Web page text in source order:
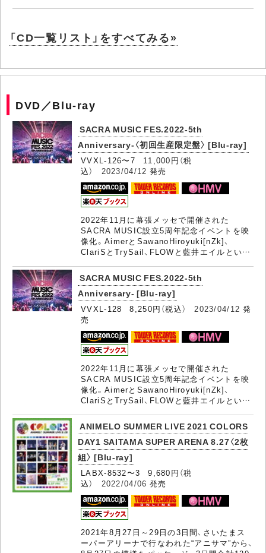
「CD一覧リスト」をすべてみる»
DVD／Blu-ray
SACRA MUSIC FES.2022-5th
Anniversary-〈初回生産限定盤〉 [Blu-ray]
VVXL-126〜7 11,000円（税
込） 2023/04/12 発売
2022年11月に幕張メッセで開催された
SACRA MUSIC設立5周年記念イベントを映
像化。AimerとSawanoHiroyuki[nZk]、
ClariSとTrySail、FLOWと藍井エイルとい…
SACRA MUSIC FES.2022-5th
Anniversary- [Blu-ray]
VVXL-128 8,250円（税込）2023/04/12 発
売
2022年11月に幕張メッセで開催された
SACRA MUSIC設立5周年記念イベントを映
像化。AimerとSawanoHiroyuki[nZk]、
ClariSとTrySail、FLOWと藍井エイルとい…
ANIMELO SUMMER LIVE 2021 COLORS
DAY1 SAITAMA SUPER ARENA 8.27〈2枚
組〉 [Blu-ray]
LABX-8532〜3 9,680円（税
込） 2022/04/06 発売
2021年8月27日～29日の3日間、さいたまス
ーパーアリーナで行なわれた“アニサマ”から、